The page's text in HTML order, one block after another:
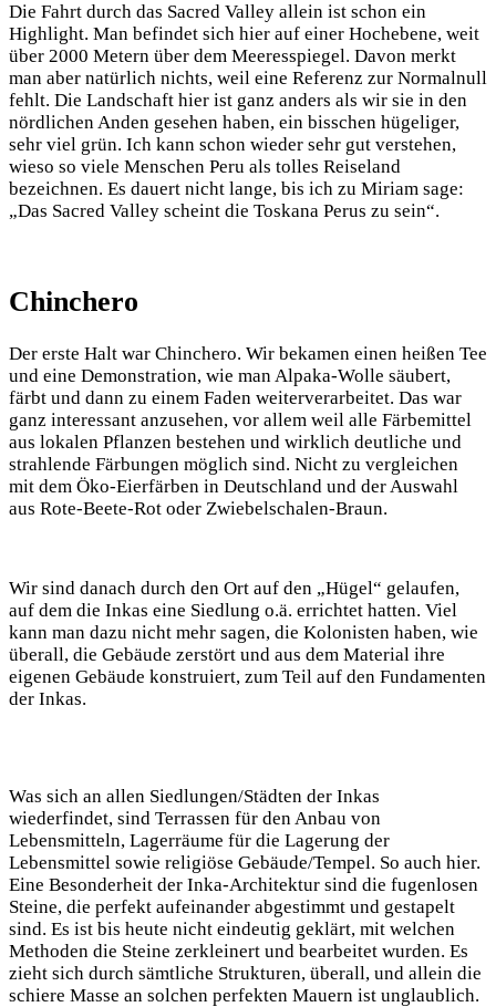
Die Fahrt durch das Sacred Valley allein ist schon ein
Highlight. Man befindet sich hier auf einer Hochebene, weit
über 2000 Metern über dem Meeresspiegel. Davon merkt
man aber natürlich nichts, weil eine Referenz zur Normalnull
fehlt. Die Landschaft hier ist ganz anders als wir sie in den
nördlichen Anden gesehen haben, ein bisschen hügeliger,
sehr viel grün. Ich kann schon wieder sehr gut verstehen,
wieso so viele Menschen Peru als tolles Reiseland
bezeichnen. Es dauert nicht lange, bis ich zu Miriam sage:
„Das Sacred Valley scheint die Toskana Perus zu sein“.
Chinchero
Der erste Halt war Chinchero. Wir bekamen einen heißen Tee
und eine Demonstration, wie man Alpaka-Wolle säubert,
färbt und dann zu einem Faden weiterverarbeitet. Das war
ganz interessant anzusehen, vor allem weil alle Färbemittel
aus lokalen Pflanzen bestehen und wirklich deutliche und
strahlende Färbungen möglich sind. Nicht zu vergleichen
mit dem Öko-Eierfärben in Deutschland und der Auswahl
aus Rote-Beete-Rot oder Zwiebelschalen-Braun.
Wir sind danach durch den Ort auf den „Hügel“ gelaufen,
auf dem die Inkas eine Siedlung o.ä. errichtet hatten. Viel
kann man dazu nicht mehr sagen, die Kolonisten haben, wie
überall, die Gebäude zerstört und aus dem Material ihre
eigenen Gebäude konstruiert, zum Teil auf den Fundamenten
der Inkas.
Was sich an allen Siedlungen/Städten der Inkas
wiederfindet, sind Terrassen für den Anbau von
Lebensmitteln, Lagerräume für die Lagerung der
Lebensmittel sowie religiöse Gebäude/Tempel. So auch hier.
Eine Besonderheit der Inka-Architektur sind die fugenlosen
Steine, die perfekt aufeinander abgestimmt und gestapelt
sind. Es ist bis heute nicht eindeutig geklärt, mit welchen
Methoden die Steine zerkleinert und bearbeitet wurden. Es
zieht sich durch sämtliche Strukturen, überall, und allein die
schiere Masse an solchen perfekten Mauern ist unglaublich.